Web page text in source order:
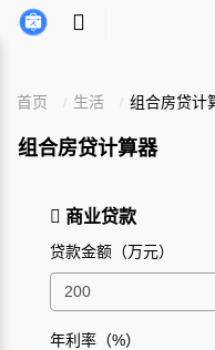
首页 生活 组合房贷计
组合房贷计算器
商业贷款
贷款金额（万元）
年利率（%）